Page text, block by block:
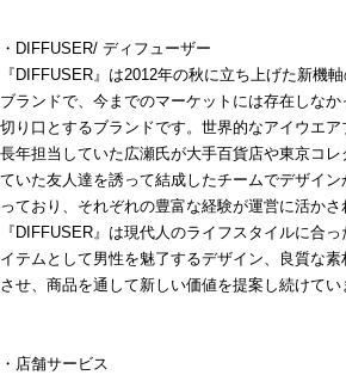
・DIFFUSER/ ディフューザー
『DIFFUSER』は2012年の秋に立ち上げた新機
ブランドで、今までのマーケットには存在しな
切り口とするブランドです。世界的なアイウエ
長年担当していた広瀬氏が大手百貨店や東京コ
ていた友人達を誘って結成したチームでデザイ
っており、それぞれの豊富な経験が運営に活かさ
『DIFFUSER』は現代人のライフスタイルに合
イテムとして男性を魅了するデザイン、良質な
させ、商品を通して新しい価値を提案し続けてい
・店舗サービス